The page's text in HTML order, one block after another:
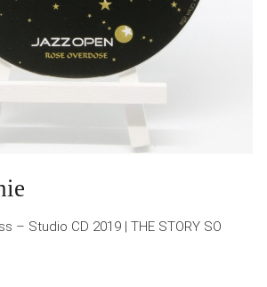
– Studio CD 2019 | THE STORY SO